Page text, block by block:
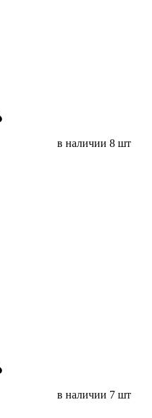
в наличии 8 шт
в наличии 7 шт